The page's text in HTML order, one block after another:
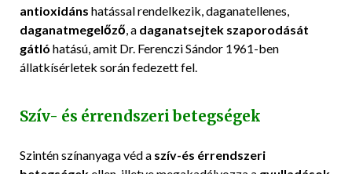
antioxidáns hatással rendelkezik, daganatellenes,
daganatmegelőző, a daganatsejtek szaporodását
gátló hatású, amit Dr. Ferenczi Sándor 1961-ben
állatkísérletek során fedezett fel.
Szív- és érrendszeri betegségek
Szintén színanyaga véd a szív-és érrendszeri